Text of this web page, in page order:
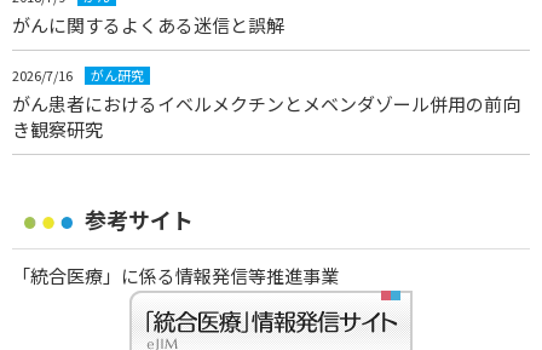
がんに関するよくある迷信と誤解
2026/7/16 がん研究
がん患者におけるイベルメクチンとメベンダゾール併用の前向
き観察研究
参考サイト
「統合医療」に係る情報発信等推進事業